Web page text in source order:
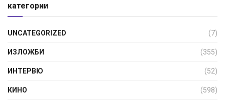
категории
UNCATEGORIZED (7)
ИЗЛОЖБИ (355)
ИНТЕРВЮ (52)
КИНО (598)